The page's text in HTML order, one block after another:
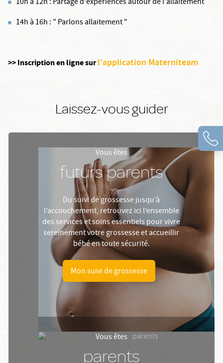
10h à 12h : Partage d'expériences autour de l'allaitement
14h à 16h : " Parlons allaitement "
>> Inscription en ligne surl'application Materniteam
Laissez-vous guider
Vous êtes
futurs parents
Du suivi de grossesse jusqu’à
l’accouchement, retrouvez ici l’ensemble
des services et soins essentiels pour vivre
sereinement votre grossesse et accueillir
bébé en toute sécurité.
Mon suivi de grossesse
Vous êtes
parents